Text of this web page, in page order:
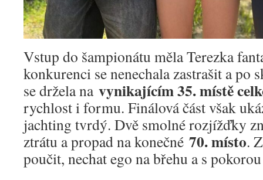
Vstup do šampionátu měla Terezka
konkurenci se nenechala zastrašit a po
se držela na vynikajícím 35. místě
rychlost i formu. Finálová část však
jachting tvrdý. Dvě smolné rozjížďky
ztrátu a propad na konečné 70. místo.
poučit, nechat ego na břehu a s